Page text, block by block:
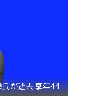
が逝去 享年44